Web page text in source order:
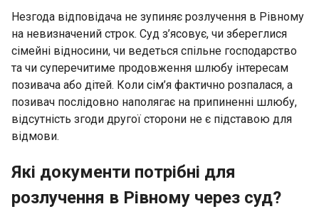
Незгода відповідача не зупиняє розлучення в Рівному
на невизначений строк. Суд з’ясовує, чи збереглися
сімейні відносини, чи ведеться спільне господарство
та чи суперечитиме продовження шлюбу інтересам
позивача або дітей. Коли сім’я фактично розпалася, а
позивач послідовно наполягає на припиненні шлюбу,
відсутність згоди другої сторони не є підставою для
відмови.
Які документи потрібні для
розлучення в Рівному через суд?